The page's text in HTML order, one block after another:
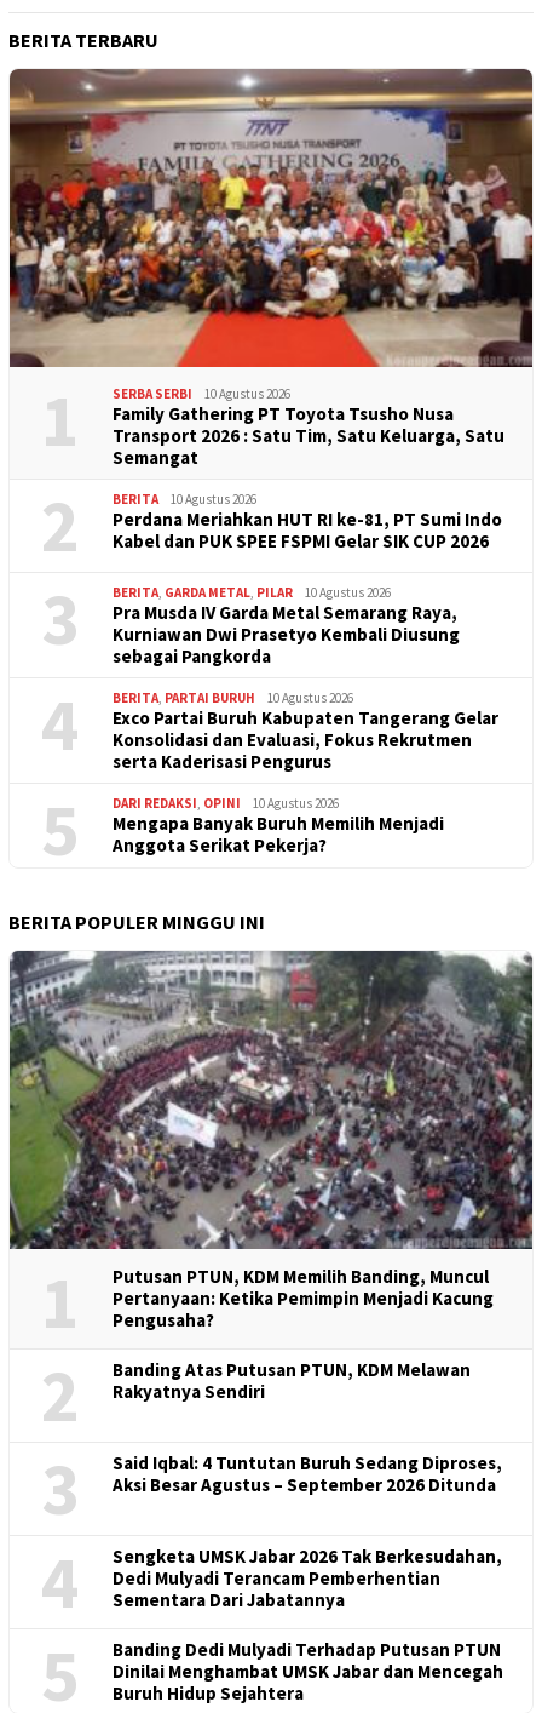
BERITA TERBARU
1 SERBA SERBI 10 Agustus 2026
Family Gathering PT Toyota Tsusho Nusa
Transport 2026 : Satu Tim, Satu Keluarga, Satu
Semangat
2 BERITA 10 Agustus 2026
Perdana Meriahkan HUT RI ke-81, PT Sumi Indo
Kabel dan PUK SPEE FSPMI Gelar SIK CUP 2026
3 BERITA, GARDA METAL, PILAR 10 Agustus 2026
Pra Musda IV Garda Metal Semarang Raya,
Kurniawan Dwi Prasetyo Kembali Diusung
sebagai Pangkorda
4 BERITA, PARTAI BURUH 10 Agustus 2026
Exco Partai Buruh Kabupaten Tangerang Gelar
Konsolidasi dan Evaluasi, Fokus Rekrutmen
serta Kaderisasi Pengurus
5 DARI REDAKSI, OPINI 10 Agustus 2026
Mengapa Banyak Buruh Memilih Menjadi
Anggota Serikat Pekerja?
BERITA POPULER MINGGU INI
1
Putusan PTUN, KDM Memilih Banding, Muncul
Pertanyaan: Ketika Pemimpin Menjadi Kacung
Pengusaha?
2
Banding Atas Putusan PTUN, KDM Melawan
Rakyatnya Sendiri
3
Said Iqbal: 4 Tuntutan Buruh Sedang Diproses,
Aksi Besar Agustus – September 2026 Ditunda
4
Sengketa UMSK Jabar 2026 Tak Berkesudahan,
Dedi Mulyadi Terancam Pemberhentian
Sementara Dari Jabatannya
5
Banding Dedi Mulyadi Terhadap Putusan PTUN
Dinilai Menghambat UMSK Jabar dan Mencegah
Buruh Hidup Sejahtera